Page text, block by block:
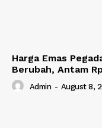
Harga Emas
Berubah, Antam
Admin - August 8,